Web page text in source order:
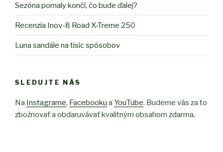
Sezóna pomaly končí, čo bude ďalej?
Recenzia Inov-8 Road X-Treme 250
Luna sandále na tisíc spôsobov
SLEDUJTE NÁS
Na Instagrame, Facebooku a YouTube. Budeme vás za to
zbožnovať a obdaruvávať kvalitným obsahom zdarma.